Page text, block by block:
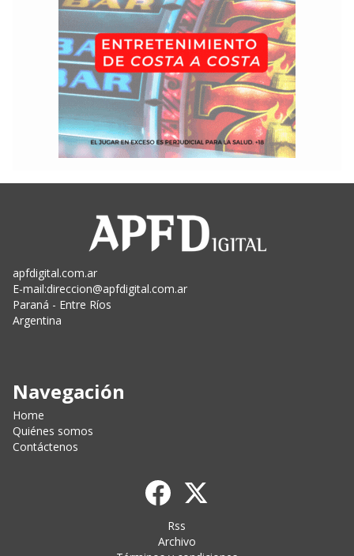
apfdigital.com.ar
E-mail:direccion@apfdigital.com.ar
Paraná - Entre Ríos
Argentina
Navegación
Home
Quiénes somos
Contáctenos
Rss
Archivo